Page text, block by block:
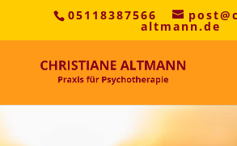
05118387566
altmann.de